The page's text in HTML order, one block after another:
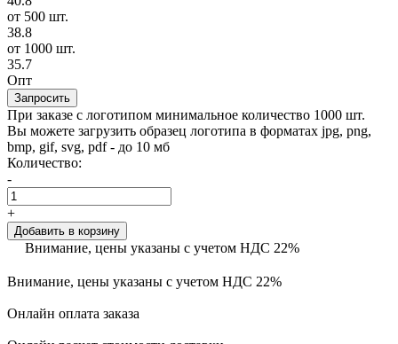
от 500 шт.
38.8
от 1000 шт.
35.7
Опт
Запросить
При заказе с логотипом минимальное количество 1000 шт.
Вы можете загрузить образец логотипа в форматах jpg, png,
bmp, gif, svg, pdf - до 10 мб
Количество:
-
+
Добавить в корзину
Внимание, цены указаны с учетом НДС 22%
Внимание, цены указаны с учетом НДС 22%
Онлайн оплата заказа